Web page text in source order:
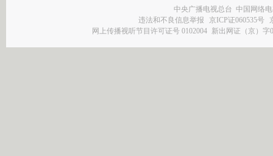
中央广播电视总台 中国网络
违法和不良信息举报
京ICP证060535号
网上传播视听节目许可证号 0102004 新出网证（京）